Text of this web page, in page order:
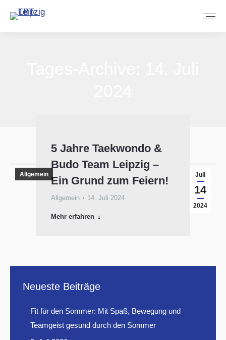
Juli
14
2024
Allgemein
5 Jahre Taekwondo &
Budo Team Leipzig –
Ein Grund zum Feiern!
Allgemein 14. Juli 2024
Mehr erfahren
Neueste Beiträge
Fit für den Sommer: Mit Spaß, Bewegung und
Teamgeist gesund durch den Sommer